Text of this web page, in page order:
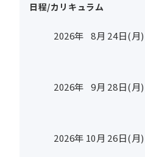
日程/カリキュラム
2026年 8月 24日(月)
2026年 9月 28日(月)
2026年 10月 26日(月)